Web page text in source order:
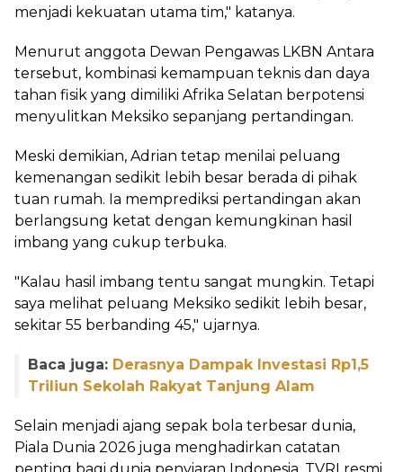
menjadi kekuatan utama tim," katanya.
Menurut anggota Dewan Pengawas LKBN Antara
tersebut, kombinasi kemampuan teknis dan daya
tahan fisik yang dimiliki Afrika Selatan berpotensi
menyulitkan Meksiko sepanjang pertandingan.
Meski demikian, Adrian tetap menilai peluang
kemenangan sedikit lebih besar berada di pihak
tuan rumah. Ia memprediksi pertandingan akan
berlangsung ketat dengan kemungkinan hasil
imbang yang cukup terbuka.
"Kalau hasil imbang tentu sangat mungkin. Tetapi
saya melihat peluang Meksiko sedikit lebih besar,
sekitar 55 berbanding 45," ujarnya.
Baca juga: Derasnya Dampak Investasi Rp1,5
Triliun Sekolah Rakyat Tanjung Alam
Selain menjadi ajang sepak bola terbesar dunia,
Piala Dunia 2026 juga menghadirkan catatan